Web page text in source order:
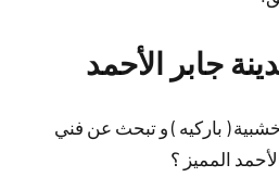
جابر الأحمد
( باركيه ) و تبحث عن فني
المميز ؟